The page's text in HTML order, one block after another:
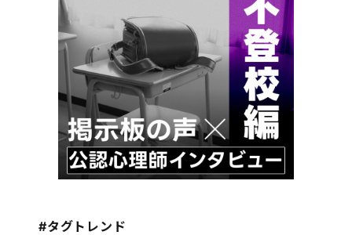
#タグトレンド